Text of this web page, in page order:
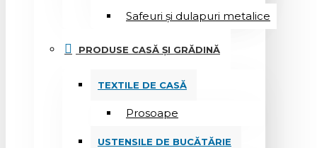
Safeuri și dulapuri metalice
PRODUSE CASĂ ȘI GRĂDINĂ
TEXTILE DE CASĂ
Prosoape
USTENSILE DE BUCĂTĂRIE